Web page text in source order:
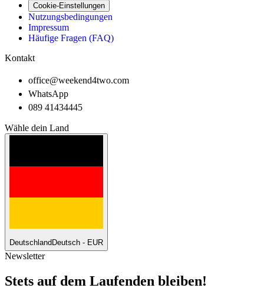
Cookie-Einstellungen
Nutzungsbedingungen
Impressum
Häufige Fragen (FAQ)
Kontakt
office@weekend4two.com
WhatsApp
089 41434445
Wähle dein Land
DeutschlandDeutsch - EUR
Newsletter
Stets auf dem Laufenden bleiben!